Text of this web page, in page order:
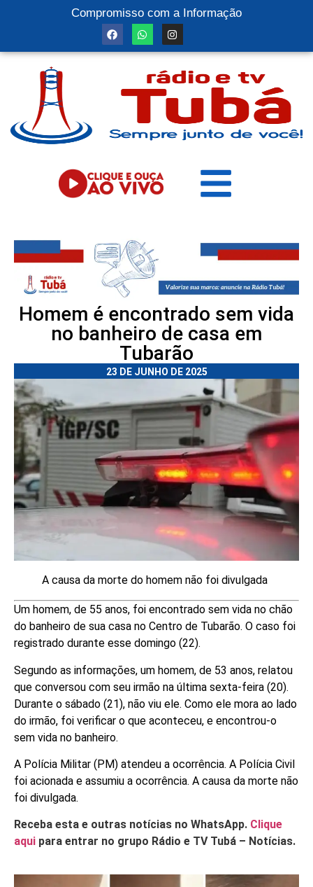
Compromisso com a Informação
Homem é encontrado sem vida
no banheiro de casa em
Tubarão
23 DE JUNHO DE 2025
A causa da morte do homem não foi divulgada
Um homem, de 55 anos, foi encontrado sem vida no chão
do banheiro de sua casa no Centro de Tubarão. O caso foi
registrado durante esse domingo (22).
Segundo as informações, um homem, de 53 anos, relatou
que conversou com seu irmão na última sexta-feira (20).
Durante o sábado (21), não viu ele. Como ele mora ao lado
do irmão, foi verificar o que aconteceu, e encontrou-o
sem vida no banheiro.
A Polícia Militar (PM) atendeu a ocorrência. A Polícia Civil
foi acionada e assumiu a ocorrência. A causa da morte não
foi divulgada.
Receba esta e outras notícias no WhatsApp. Clique
aqui para entrar no grupo Rádio e TV Tubá – Notícias.